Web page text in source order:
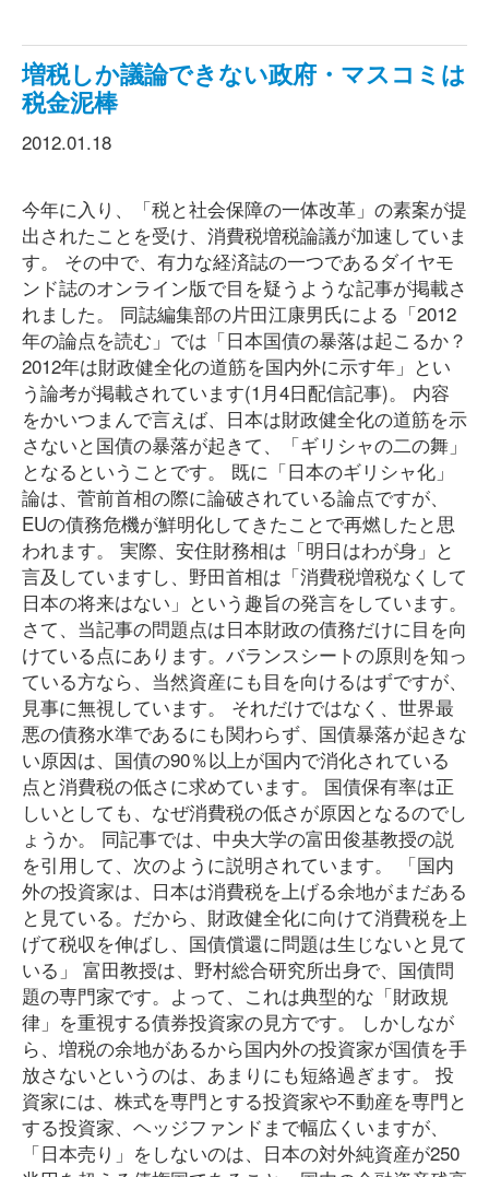
増税しか議論できない政府・マスコミは
税金泥棒
2012.01.18
今年に入り、「税と社会保障の一体改革」の素案が提
出されたことを受け、消費税増税論議が加速していま
す。 その中で、有力な経済誌の一つであるダイヤモ
ンド誌のオンライン版で目を疑うような記事が掲載さ
れました。 同誌編集部の片田江康男氏による「2012
年の論点を読む」では「日本国債の暴落は起こるか？
2012年は財政健全化の道筋を国内外に示す年」とい
う論考が掲載されています(1月4日配信記事)。 内容
をかいつまんで言えば、日本は財政健全化の道筋を示
さないと国債の暴落が起きて、「ギリシャの二の舞」
となるということです。 既に「日本のギリシャ化」
論は、菅前首相の際に論破されている論点ですが、
EUの債務危機が鮮明化してきたことで再燃したと思
われます。 実際、安住財務相は「明日はわが身」と
言及していますし、野田首相は「消費税増税なくして
日本の将来はない」という趣旨の発言をしています。
さて、当記事の問題点は日本財政の債務だけに目を向
けている点にあります。バランスシートの原則を知っ
ている方なら、当然資産にも目を向けるはずですが、
見事に無視しています。 それだけではなく、世界最
悪の債務水準であるにも関わらず、国債暴落が起きな
い原因は、国債の90％以上が国内で消化されている
点と消費税の低さに求めています。 国債保有率は正
しいとしても、なぜ消費税の低さが原因となるのでし
ょうか。 同記事では、中央大学の富田俊基教授の説
を引用して、次のように説明されています。 「国内
外の投資家は、日本は消費税を上げる余地がまだある
と見ている。だから、財政健全化に向けて消費税を上
げて税収を伸ばし、国債償還に問題は生じないと見て
いる」 富田教授は、野村総合研究所出身で、国債問
題の専門家です。よって、これは典型的な「財政規
律」を重視する債券投資家の見方です。 しかしなが
ら、増税の余地があるから国内外の投資家が国債を手
放さないというのは、あまりにも短絡過ぎます。 投
資家には、株式を専門とする投資家や不動産を専門と
する投資家、ヘッジファンドまで幅広くいますが、
「日本売り」をしないのは、日本の対外純資産が250